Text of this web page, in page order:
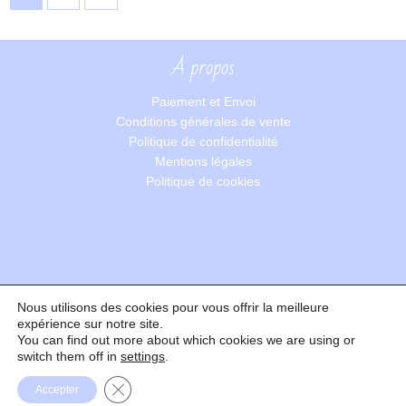
A propos
Paiement et Envoi
Conditions générales de vente
Politique de confidentialité
Mentions légales
Politique de cookies
Recherche
Nous utilisons des cookies pour vous offrir la meilleure
expérience sur notre site.
You can find out more about which cookies we are using or
switch them off in settings
Accepter Fermer la bannière des cookies GDPR